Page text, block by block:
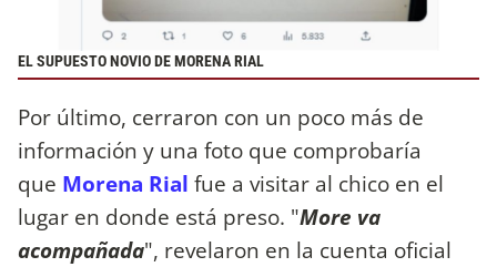
EL SUPUESTO NOVIO DE MORENA RIAL
Por último, cerraron con un poco más de
información y una foto que comprobaría
que Morena Rial fue a visitar al chico en el
lugar en donde está preso. "More va
acompañada", revelaron en la cuenta oficial